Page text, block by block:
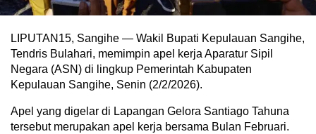
LIPUTAN15, Sangihe — Wakil Bupati Kepulauan Sangihe,
Tendris Bulahari, memimpin apel kerja Aparatur Sipil
Negara (ASN) di lingkup Pemerintah Kabupaten
Kepulauan Sangihe, Senin (2/2/2026).
Apel yang digelar di Lapangan Gelora Santiago Tahuna
tersebut merupakan apel kerja bersama Bulan Februari.